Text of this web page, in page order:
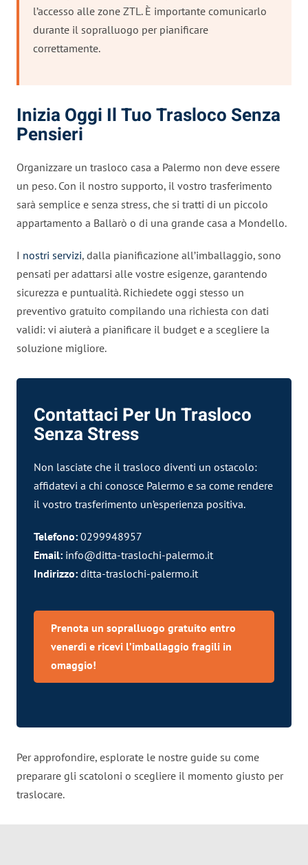
l’accesso alle zone ZTL. È importante comunicarlo
durante il sopralluogo per pianificare
correttamente.
Inizia Oggi Il Tuo Trasloco Senza
Pensieri
Organizzare un trasloco casa a Palermo non deve essere
un peso. Con il nostro supporto, il vostro trasferimento
sarà semplice e senza stress, che si tratti di un piccolo
appartamento a Ballarò o di una grande casa a Mondello.
I nostri servizi, dalla pianificazione all’imballaggio, sono
pensati per adattarsi alle vostre esigenze, garantendo
sicurezza e puntualità. Richiedete oggi stesso un
preventivo gratuito compilando una richiesta con dati
validi: vi aiuterà a pianificare il budget e a scegliere la
soluzione migliore.
Contattaci Per Un Trasloco
Senza Stress
Non lasciate che il trasloco diventi un ostacolo:
affidatevi a chi conosce Palermo e sa come rendere
il vostro trasferimento un’esperienza positiva.
Telefono: 0299948957
Email: info@ditta-traslochi-palermo.it
Indirizzo: ditta-traslochi-palermo.it
Prenota un sopralluogo gratuito entro
venerdì e ricevi l’imballaggio fragili in
omaggio!
Per approfondire, esplorate le nostre guide su come
preparare gli scatoloni o scegliere il momento giusto per
traslocare.